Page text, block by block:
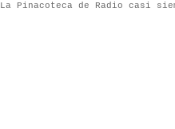
La Pinacoteca de Radio casi